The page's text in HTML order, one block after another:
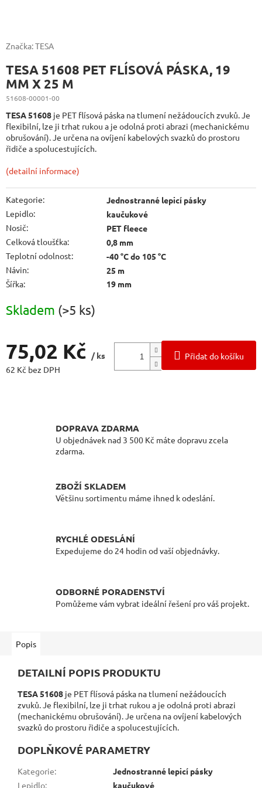
Značka:TESA
TESA 51608 PET FLÍSOVÁ PÁSKA, 19
MM X 25 M
51608-00001-00
TESA 51608 je PET flísová páska na tlumení nežádoucích zvuků. Je
flexibilní, lze ji trhat rukou a je odolná proti abrazi (mechanickému
obrušování). Je určena na ovíjení kabelových svazků do prostoru
řidiče a spolucestujících.
(detailní informace)
Kategorie:
Jednostranné lepicí pásky
Lepidlo:
kaučukové
Nosič:
PET fleece
Celková tloušťka:
0,8 mm
Teplotní odolnost:
-40 °C do 105 °C
Návin:
25 m
Šířka: 19 mm
Skladem (>5 ks)
75,02 Kč / ks
62 Kč bez DPH
Přidat do košíku
DOPRAVA ZDARMA
U objednávek nad 3 500 Kč máte dopravu zcela
zdarma.
ZBOŽÍ SKLADEM
Většinu sortimentu máme ihned k odeslání.
RYCHLÉ ODESLÁNÍ
Expedujeme do 24 hodin od vaší objednávky.
ODBORNÉ PORADENSTVÍ
Pomůžeme vám vybrat ideální řešení pro váš projekt.
Popis
DETAILNÍ POPIS PRODUKTU
TESA 51608 je PET flísová páska na tlumení nežádoucích
zvuků. Je flexibilní, lze ji trhat rukou a je odolná proti abrazi
(mechanickému obrušování). Je určena na ovíjení kabelových
svazků do prostoru řidiče a spolucestujících.
DOPLŇKOVÉ PARAMETRY
Kategorie:
Jednostranné lepicí pásky
Lepidlo: kaučukové